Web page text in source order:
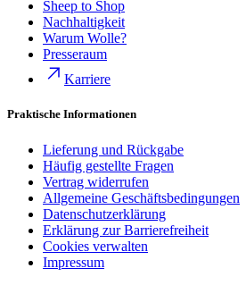
Sheep to Shop
Nachhaltigkeit
Warum Wolle?
Presseraum
Karriere
Praktische Informationen
Lieferung und Rückgabe
Häufig gestellte Fragen
Vertrag widerrufen
Allgemeine Geschäftsbedingungen
Datenschutzerklärung
Erklärung zur Barrierefreiheit
Cookies verwalten
Impressum